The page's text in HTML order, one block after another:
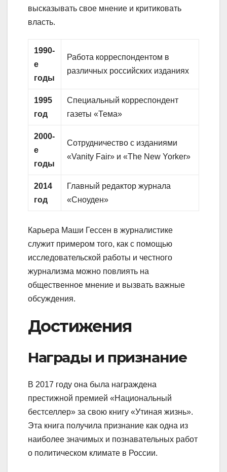
высказывать свое мнение и критиковать
власть.
1990-
е
годы
Работа корреспондентом в
различных российских изданиях
1995
год
Специальный корреспондент
газеты «Тема»
2000-
е
годы
Сотрудничество с изданиями
«Vanity Fair» и «The New Yorker»
2014
год
Главный редактор журнала
«Сноуден»
Карьера Маши Гессен в журналистике
служит примером того, как с помощью
исследовательской работы и честного
журнализма можно повлиять на
общественное мнение и вызвать важные
обсуждения.
Достижения
Награды и признание
В 2017 году она была награждена
престижной премией «Национальный
бестселлер» за свою книгу «Утиная жизнь».
Эта книга получила признание как одна из
наиболее значимых и познавательных работ
о политическом климате в России.